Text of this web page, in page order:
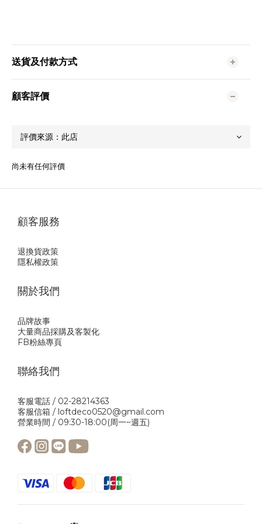
送貨及付款方式
顧客評價
尚未有任何評價
顧客服務
退換貨政策
隱私權政策
關於我們
品牌故事
大量商品採購及客製化
FB粉絲專頁
聯絡我們
客服電話 / 02-28214363
客服信箱 / loftdeco0520@gmail.com
營業時間 / 09:30-18:00(周一~週五)